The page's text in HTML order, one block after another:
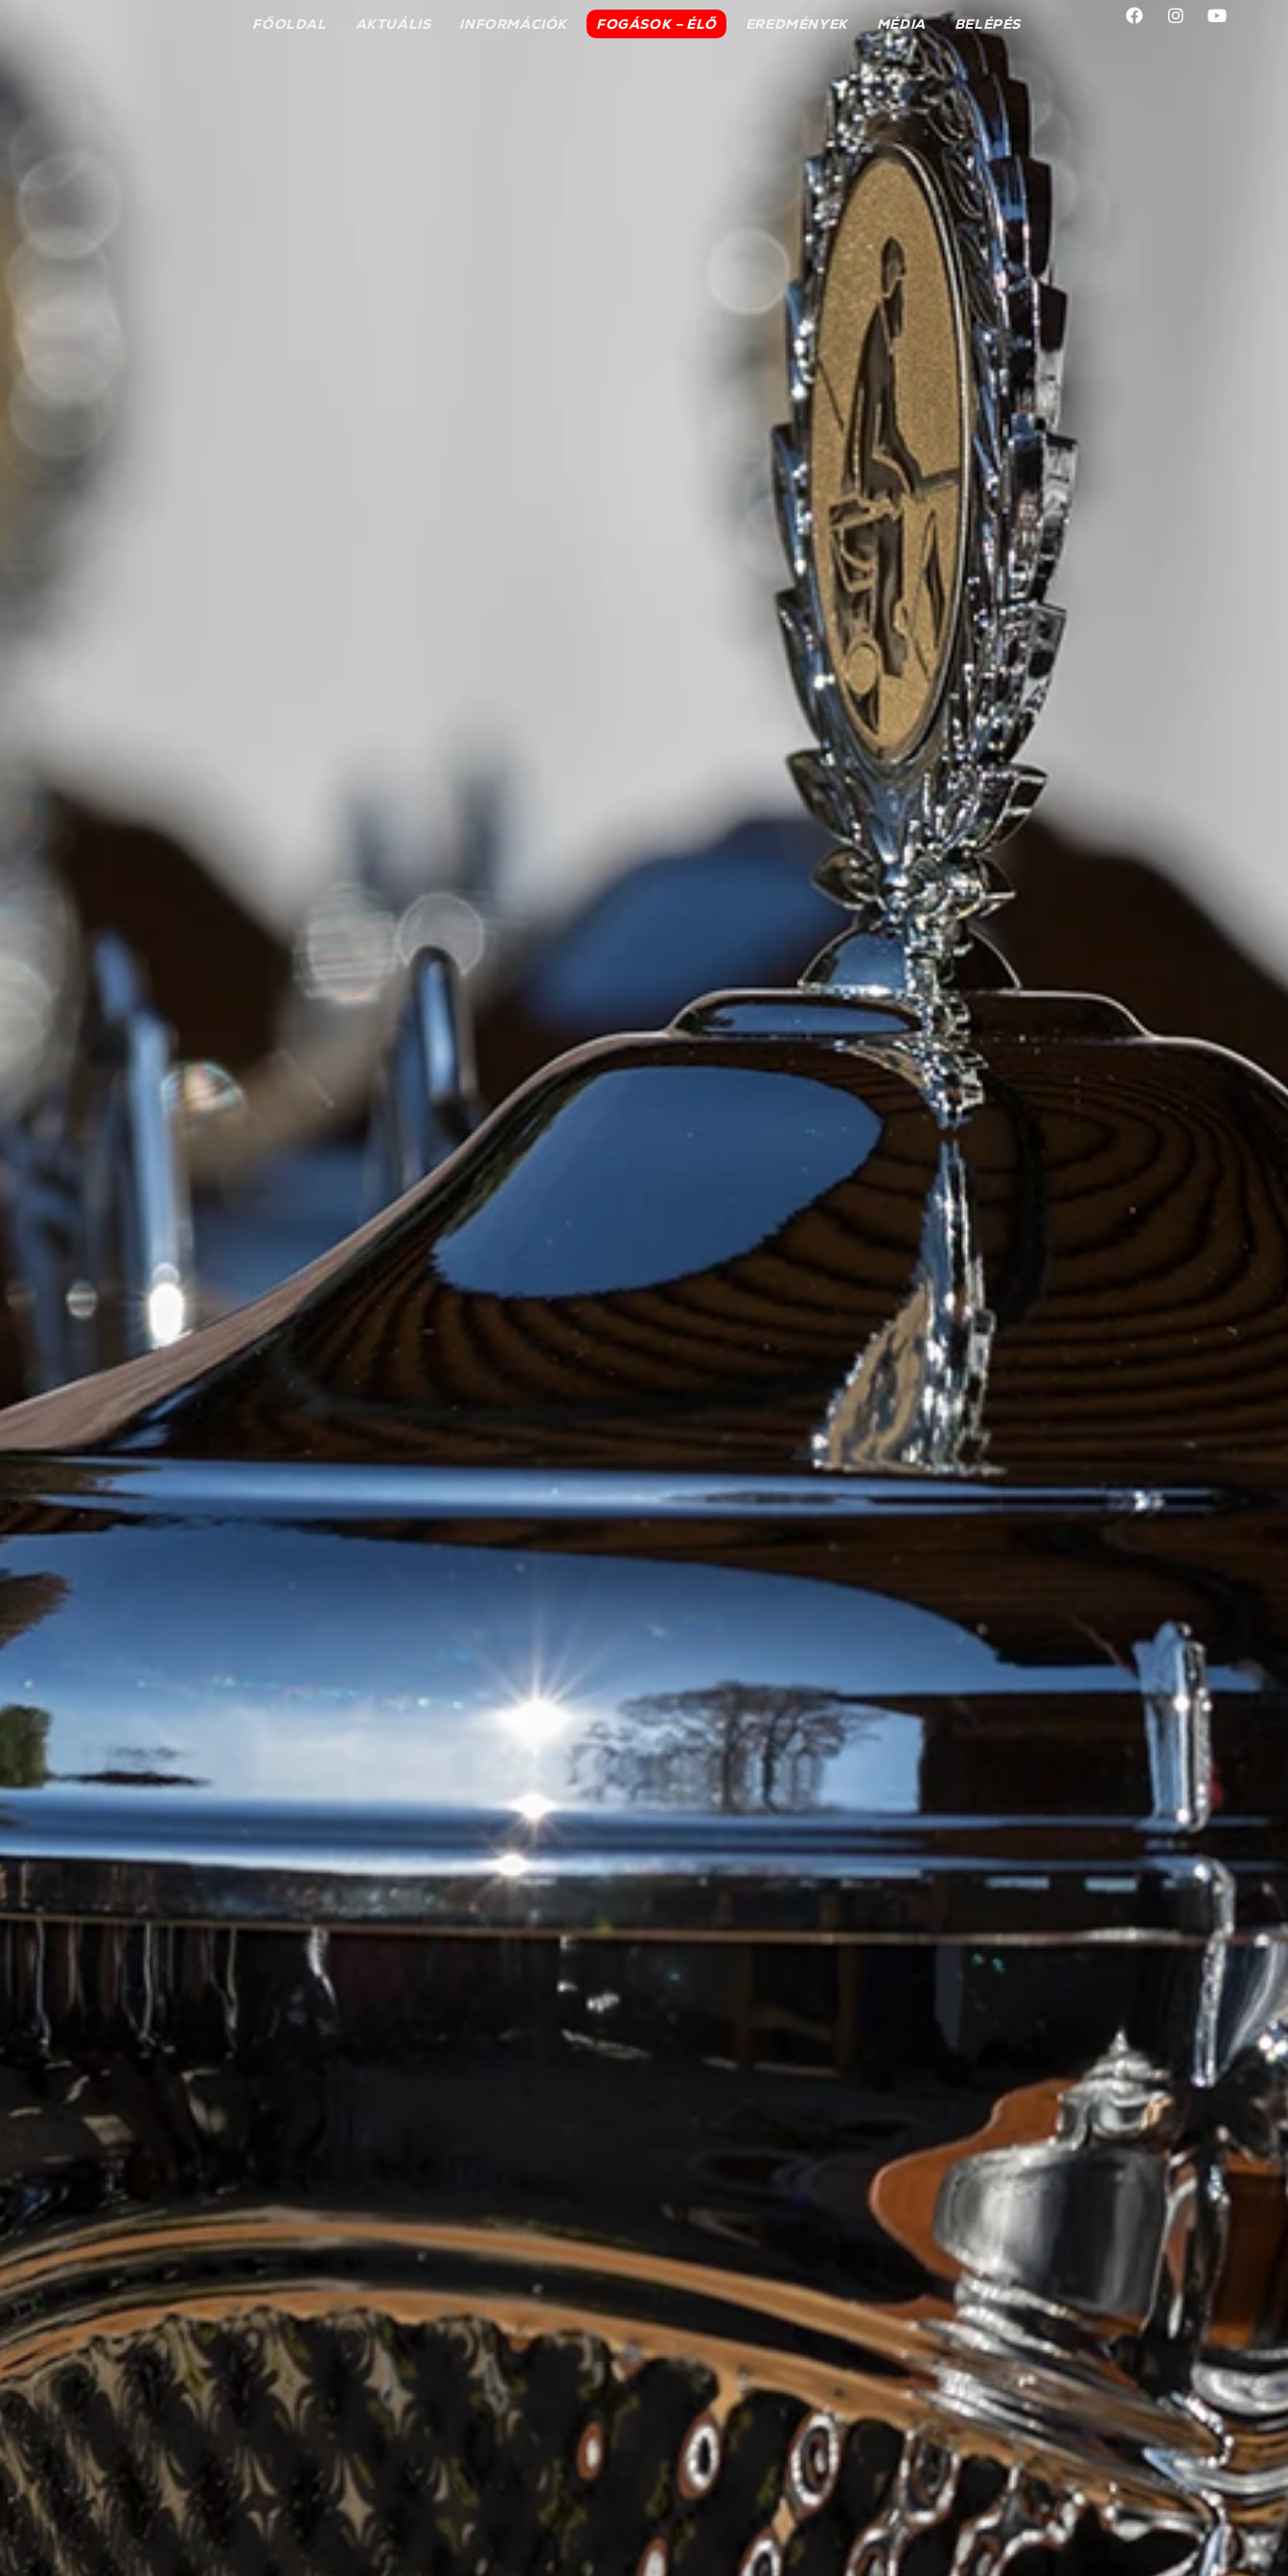
FŐOLDAL AKTUÁLIS INFORMÁCIÓK FOGÁSOK – ÉLŐ EREDMÉNYEK MÉDIA BELÉPÉS